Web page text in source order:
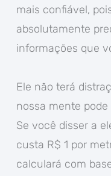
mais confiável,
absolutamente
informações que
Ele não terá
nossa mente
Se você disser a
custa R$ 1 por
calculará com